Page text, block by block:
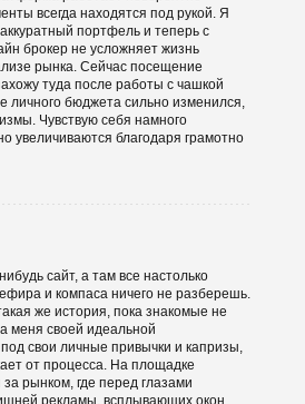
всегда находятся под рукой. Я
портфель и теперь с
брокер не усложняет жизнь
рынка. Сейчас посещение
туда после работы с чашкой
личного бюджета сильно изменился,
Чувствую себя намного
увеличиваются благодаря грамотно
сайт, а там все настолько
и компаса ничего не разберешь.
же история, пока знакомые не
меня своей идеальной
свои личные привычки и капризы,
от процесса. На площадке
рынком, где перед глазами
рекламы, всплывающих окон